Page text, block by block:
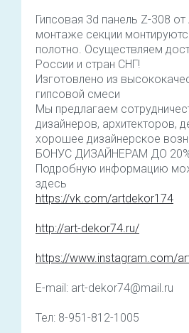
Гипсовая 3d панель Z-308
монтаже секции
полотно. Осуществляем
России и стран СНГ!
Изготовлено из
гипсовой смеси
Мы предлагаем
дизайнеров, архитекторов,
хорошее дизайнерское
БОНУС ДИЗАЙНЕРАМ ДО
Подробную информацию
здесь
https://vk.com/artdekor174
http://art-dekor74.ru/
https://www.instagram.com/
E-mail: art-dekor74@mail.ru
Тел: 8-951-812-1005